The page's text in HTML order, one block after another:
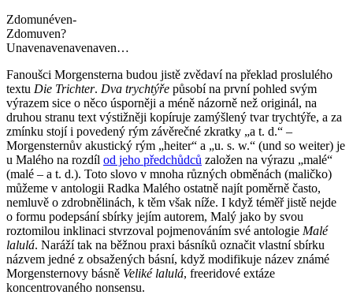
Zdomunéven-
Zdomuven?
Unavenavenavenaven…
Fanoušci Morgensterna budou jistě zvědaví na překlad proslulého
textu Die Trichter. Dva trychtýře působí na první pohled svým
výrazem sice o něco úsporněji a méně názorně než originál, na
druhou stranu text výstižněji kopíruje zamýšlený tvar trychtýře, a za
zmínku stojí i povedený rým závěrečné zkratky „a t. d.“ –
Morgensternův akustický rým „heiter“ a „u. s. w.“ (und so weiter) je
u Malého na rozdíl od jeho předchůdců založen na výrazu „malé“
(malé – a t. d.). Toto slovo v mnoha různých obměnách (maličko)
můžeme v antologii Radka Malého ostatně najít poměrně často,
nemluvě o zdrobnělinách, k těm však níže. I když téměř jistě nejde
o formu podepsání sbírky jejím autorem, Malý jako by svou
roztomilou inklinaci stvrzoval pojmenováním své antologie Malé
lalulá. Naráží tak na běžnou praxi básníků označit vlastní sbírku
názvem jedné z obsažených básní, když modifikuje název známé
Morgensternovy básně Veliké lalulá, freeridové extáze
koncentrovaného nonsensu.